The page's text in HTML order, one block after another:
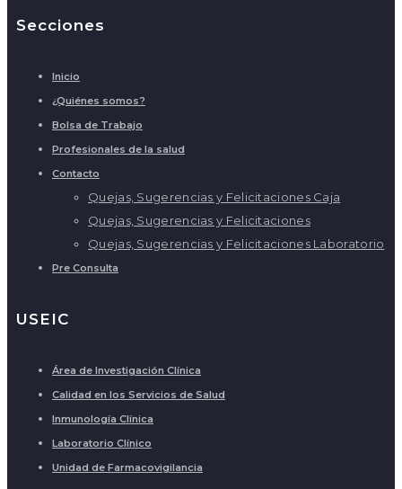
Secciones
Inicio
¿Quiénes somos?
Bolsa de Trabajo
Profesionales de la salud
Contacto
Quejas, Sugerencias y Felicitaciones Caja
Quejas, Sugerencias y Felicitaciones
Quejas, Sugerencias y Felicitaciones Laboratorio
Pre Consulta
USEIC
Área de Investigación Clínica
Calidad en los Servicios de Salud
Inmunología Clínica
Laboratorio Clínico
Unidad de Farmacovigilancia